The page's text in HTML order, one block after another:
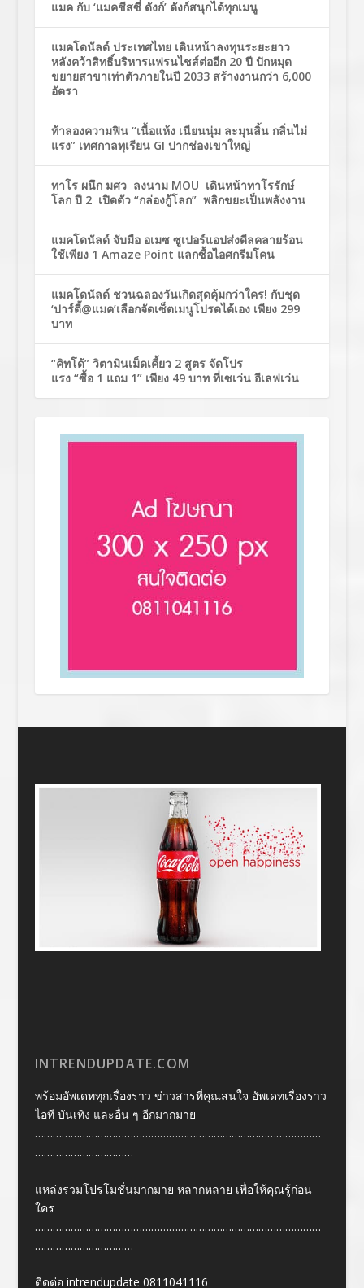
แมค กับ ‘แมคชีสซี่ ดังก์’ ดังก์สนุกได้ทุกเมนู
แมคโดนัลด์ ประเทศไทย เดินหน้าลงทุนระยะยาว
หลังคว้าสิทธิ์บริหารแฟรนไชส์ต่ออีก 20 ปี ปักหมุด
ขยายสาขาเท่าตัวภายในปี 2033 สร้างงานกว่า 6,000
อัตรา
ท้าลองความฟิน “เนื้อแห้ง เนียนนุ่ม ละมุนลิ้น กลิ่นไม่
แรง” เทศกาลทุเรียน GI ปากช่องเขาใหญ่
ทาโร ผนึก มศว ลงนาม MOU เดินหน้าทาโรรักษ์
โลก ปี 2 เปิดตัว “กล่องกู้โลก” พลิกขยะเป็นพลังงาน
แมคโดนัลด์ จับมือ อเมซ ซูเปอร์แอปส่งดีลคลายร้อน
ใช้เพียง 1 Amaze Point แลกซื้อไอศกรีมโคน
แมคโดนัลด์ ชวนฉลองวันเกิดสุดคุ้มกว่าใคร! กับชุด
‘ปาร์ตี้@แมค’เลือกจัดเซ็ตเมนูโปรดได้เอง เพียง 299
บาท
“คิทโด้” วิตามินเม็ดเคี้ยว 2 สูตร จัดโปร
แรง “ซื้อ 1 แถม 1” เพียง 49 บาท ที่เซเว่น อีเลฟเว่น
INTRENDUPDATE.COM
พร้อมอัพเดททุกเรื่องราว ข่าวสารที่คุณสนใจ อัพเดทเรื่องราว
ไอที บันเทิง และอื่น ๆ อีกมากมาย
……………………………………………………………………………………
……………………………
แหล่งรวมโปรโมชั่นมากมาย หลากหลาย เพื่อให้คุณรู้ก่อน
ใคร
……………………………………………………………………………………
……………………………
ติดต่อ intrendupdate 0811041116